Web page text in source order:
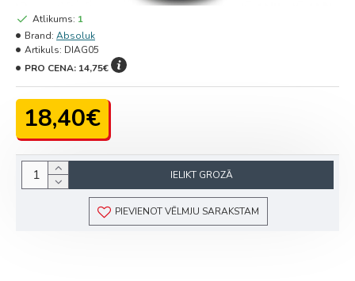
18,40€
Atlikums: 1
Brand: Absoluk
Artikuls: DIAG05
PRO CENA: 14,75€
IELIKT GROZĀ
PIEVIENOT VĒLMJU SARAKSTAM